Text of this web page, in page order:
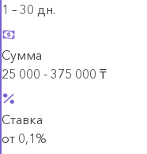
1 – 30 дн.
Сумма
25 000 - 375 000 ₸
Ставка
от 0,1%